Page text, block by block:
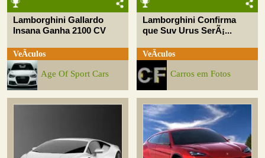
Lamborghini Gallardo
Insana Ganha 2100 CV
VeÃ­culos
Age Of Sport Cars
Lamborghini Confirma
que Suv Urus SerÃ¡...
VeÃ­culos
Carros em Fotos